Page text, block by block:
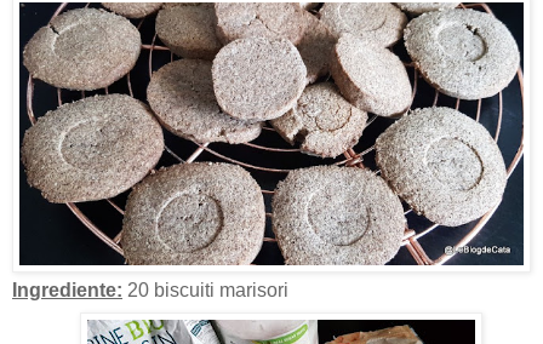
Ingrediente: 20 biscuiti marisori